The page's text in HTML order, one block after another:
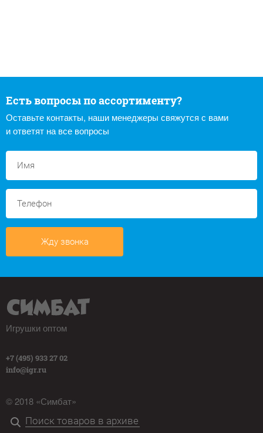
Есть вопросы по ассортименту?
Оставьте контакты, наши менеджеры свяжутся с вами
и ответят на все вопросы
Жду звонка
Игрушки оптом
+7 (495) 933 27 02
info@igr.ru
© 2018 «Симбат»